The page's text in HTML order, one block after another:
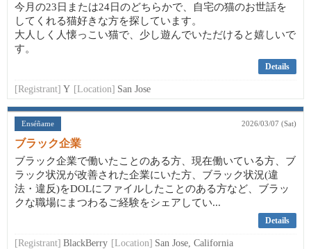
今月の23日または24日のどちらかで、自宅の猫のお世話を
してくれる猫好きな方を探しています。
大人しく人懐っこい猫で、少し遊んでいただけると嬉しいで
す。
Details
[Registrant] Y [Location] San Jose
Enséñame 2026/03/07 (Sat)
ブラック企業
ブラック企業で働いたことのある方、現在働いている方、ブ
ラック状況が改善された企業にいた方、ブラック状況(違
法・違反)をDOLにファイルしたことのある方など、ブラッ
クな職場にまつわるご経験をシェアしてい...
Details
[Registrant] BlackBerry [Location] San Jose, California